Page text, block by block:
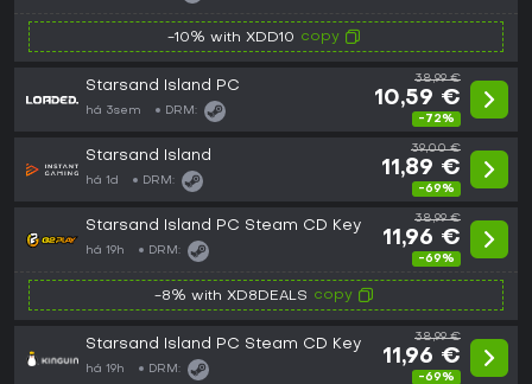
-10% with XDD10 copy
Starsand Island PC
há 3sem DRM:
38,99 €
10,59 €
-72%
Starsand Island
há 1d DRM:
39,00 €
11,89 €
-69%
Starsand Island PC Steam CD Key
há 19h DRM:
38,99 €
11,96 €
-69%
-8% with XD8DEALS copy
Starsand Island PC Steam CD Key
há 19h DRM:
38,99 €
11,96 €
-69%